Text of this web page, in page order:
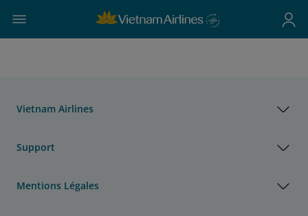
Vietnam Airlines
Support
Mentions Légales